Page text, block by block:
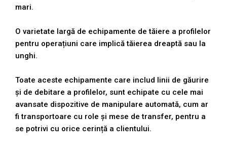
mari.
O varietate largă de echipamente de tăiere a profilelor
pentru operațiuni care implică tăierea dreaptă sau la
unghi.
Toate aceste echipamente care includ linii de găurire
și de debitare a profilelor, sunt echipate cu cele mai
avansate dispozitive de manipulare automată, cum ar
fi transportoare cu role și mese de transfer, pentru a
se potrivi cu orice cerință a clientului.